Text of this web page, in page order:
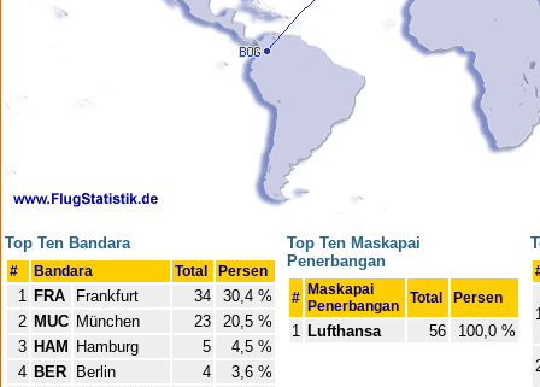
Top Ten Bandara
# Bandara Total Persen
1 FRA Frankfurt 34
30,4 %
2 MUC München 23
20,5 %
3 HAM Hamburg 5
4,5 %
4 BER Berlin 4
3,6 %
Top Ten Maskapai
Penerbangan
# Maskapai
Penerbangan
Total Persen
1 Lufthansa 56 100,0 %